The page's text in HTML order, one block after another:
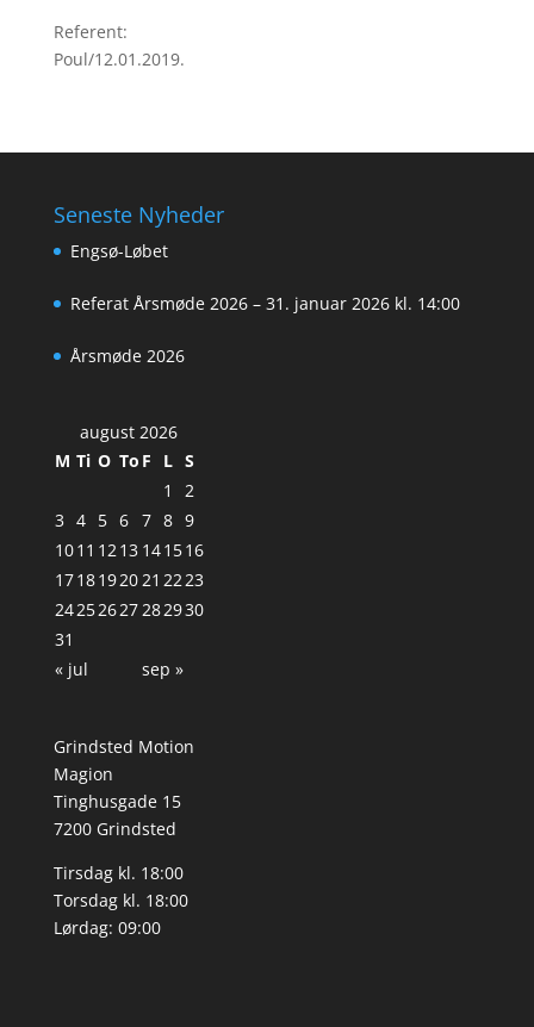
Referent:
Poul/12.01.2019.
Seneste Nyheder
Engsø-Løbet
Referat Årsmøde 2026 – 31. januar 2026 kl. 14:00
Årsmøde 2026
august 2026
M Ti O To F L S
1
2
3 4 5 6 7 8 9
1011 1213 141516
1718192021 2223
24252627282930
31
« jul
sep »
Grindsted Motion
Magion
Tinghusgade 15
7200 Grindsted
Tirsdag kl. 18:00
Torsdag kl. 18:00
Lørdag: 09:00